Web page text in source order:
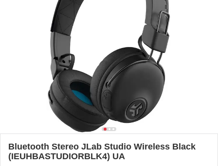
Bluetooth Stereo JLab Studio Wireless Black
(IEUHBASTUDIORBLK4) UA